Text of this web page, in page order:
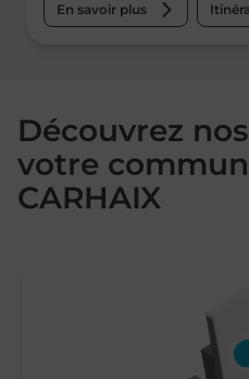
En savoir plus
Découvrez
votre
CARHAIX